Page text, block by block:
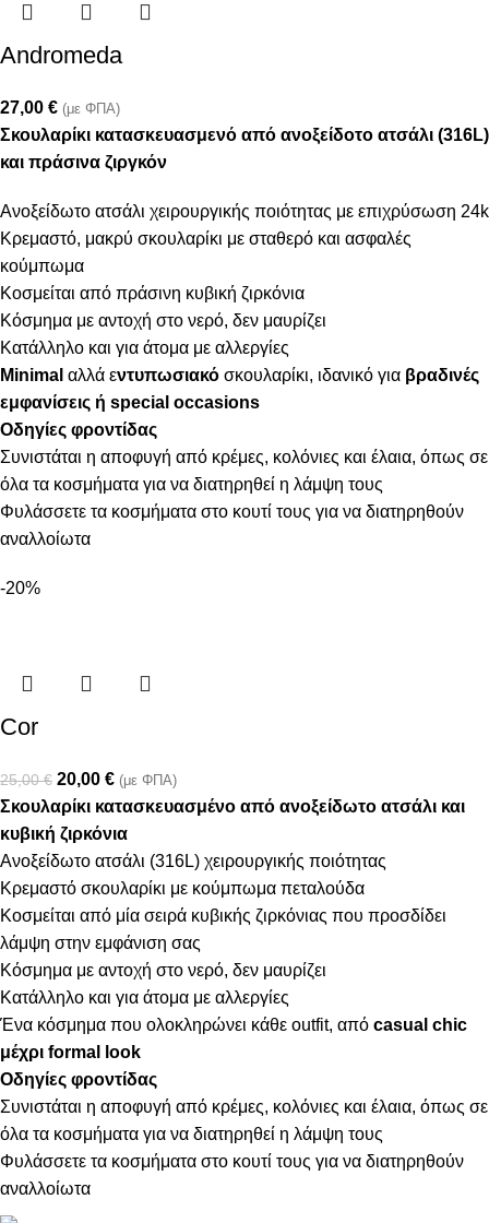
Andromeda
27,00 € (με ΦΠΑ)
Σκουλαρίκι κατασκευασμενό από ανοξείδοτο ατσάλι (316L)
και πράσινα ζιργκόν
Ανοξείδωτο ατσάλι χειρουργικής ποιότητας με επιχρύσωση 24k
Κρεμαστό, μακρύ σκουλαρίκι με σταθερό και ασφαλές
κούμπωμα
Κοσμείται από πράσινη κυβική ζιρκόνια
Κόσμημα με αντοχή στο νερό, δεν μαυρίζει
Κατάλληλο και για άτομα με αλλεργίες
Minimal αλλά εντυπωσιακό σκουλαρίκι, ιδανικό για βραδινές
εμφανίσεις ή special occasions
Οδηγίες φροντίδας
Συνιστάται η αποφυγή από κρέμες, κολόνιες και έλαια, όπως σε
όλα τα κοσμήματα για να διατηρηθεί η λάμψη τους
Φυλάσσετε τα κοσμήματα στο κουτί τους για να διατηρηθούν
αναλλοίωτα
-20%
Cor
25,00€ 20,00 € (με ΦΠΑ)
Σκουλαρίκι κατασκευασμένο από ανοξείδωτο ατσάλι και
κυβική ζιρκόνια
Ανοξείδωτο ατσάλι (316L) χειρουργικής ποιότητας
Κρεμαστό σκουλαρίκι με κούμπωμα πεταλούδα
Κοσμείται από μία σειρά κυβικής ζιρκόνιας που προσδίδει
λάμψη στην εμφάνιση σας
Κόσμημα με αντοχή στο νερό, δεν μαυρίζει
Κατάλληλο και για άτομα με αλλεργίες
Ένα κόσμημα που ολοκληρώνει κάθε outfit, από casual chic
μέχρι formal look
Οδηγίες φροντίδας
Συνιστάται η αποφυγή από κρέμες, κολόνιες και έλαια, όπως σε
όλα τα κοσμήματα για να διατηρηθεί η λάμψη τους
Φυλάσσετε τα κοσμήματα στο κουτί τους για να διατηρηθούν
αναλλοίωτα